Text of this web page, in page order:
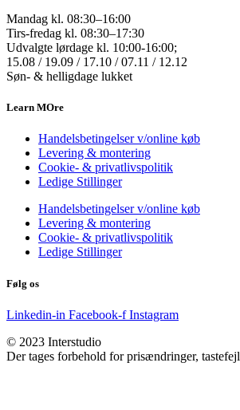
Mandag kl. 08:30–16:00
Tirs-fredag kl. 08:30–17:30
Udvalgte lørdage kl. 10:00-16:00;
15.08 / 19.09 / 17.10 / 07.11 / 12.12
Søn- & helligdage lukket
Learn MOre
Handelsbetingelser v/online køb
Levering & montering
Cookie- & privatlivspolitik
Ledige Stillinger
Handelsbetingelser v/online køb
Levering & montering
Cookie- & privatlivspolitik
Ledige Stillinger
Følg os
Linkedin-in Facebook-f Instagram
© 2023 Interstudio
Der tages forbehold for prisændringer,